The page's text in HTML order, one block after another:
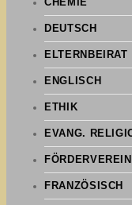
CHEMIE
DEUTSCH
ELTERNBEIRAT
ENGLISCH
ETHIK
EVANG.
FÖRDERVEREIN
FRANZÖSISCH